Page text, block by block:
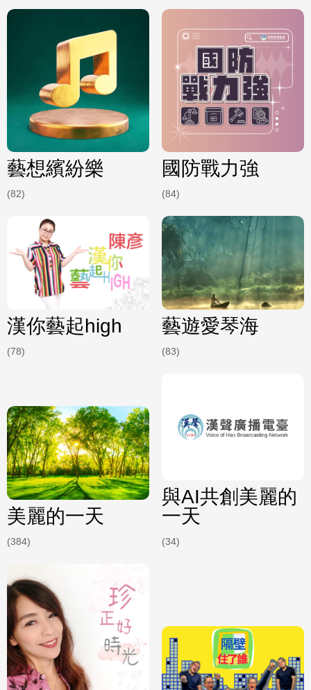
藝想繽紛樂
(82)
國防戰力強
(84)
漢你藝起high
(78)
藝遊愛琴海
(83)
美麗的一天
(384)
與AI共創美麗的
一天
(34)